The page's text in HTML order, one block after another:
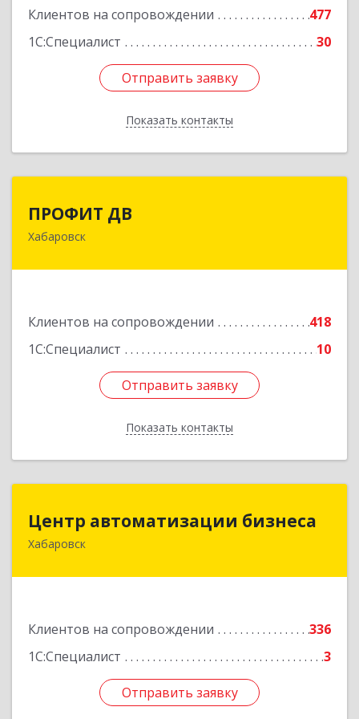
Клиентов на сопровождении
477
1С:Специалист
30
Отправить заявку
Показать контакты
Отправить заявку
Назад
ПРОФИТ ДВ
Хабаровск
Клиентов на сопровождении
418
1С:Специалист
10
Отправить заявку
Показать контакты
680000, Хабаровский край, Хабаровск г,
Отправить заявку
Назад
Центр автоматизации бизнеса
Хабаровск
Клиентов на сопровождении
336
1С:Специалист
3
Отправить заявку
Центр автоматизации бизнеса
680030, Хабаровский край, Хабаровск г, Ленина
Отправить заявку